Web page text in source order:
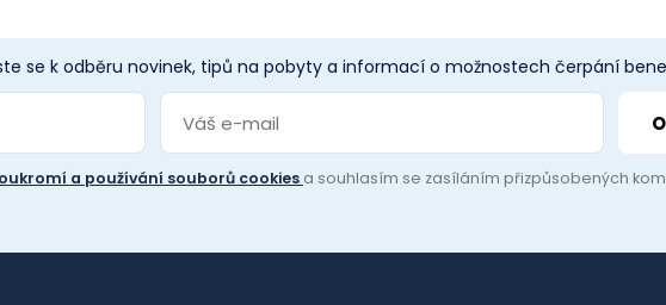
se k odběru novinek, tipů na pobyty a informací o možnostech čerpání
a používání souborů cookies a souhlasím se zasíláním přizpůsobených